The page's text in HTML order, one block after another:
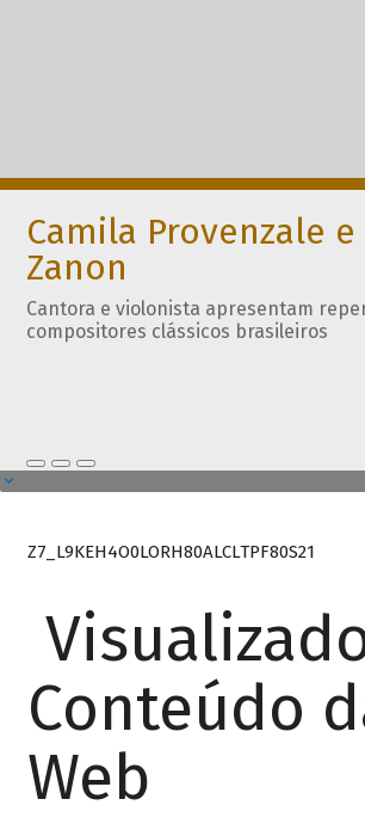
Camila Provenzale e
Zanon
Cantora e violonista apresentam
compositores clássicos brasileiros
Z7_L9KEH4O0LORH80ALCLTPF80S21
Conteúdo
Web